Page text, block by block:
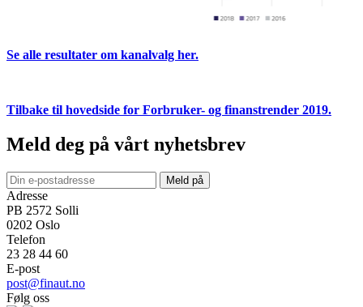
Se alle resultater om kanalvalg her.
Tilbake til hovedside for Forbruker- og finanstrender 2019.
Meld deg på vårt nyhetsbrev
Meld på
Adresse
PB 2572 Solli
0202 Oslo
Telefon
23 28 44 60
E-post
post@finaut.no
Følg oss